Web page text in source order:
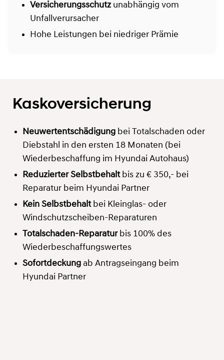
Versicherungsschutz unabhängig vom
Unfallverursacher
Hohe Leistungen bei niedriger Prämie
Kaskoversicherung
Neuwertentschädigung bei Totalschaden oder
Diebstahl in den ersten 18 Monaten (bei
Wiederbeschaffung im Hyundai Autohaus)
Reduzierter Selbstbehalt bis zu € 350,- bei
Reparatur beim Hyundai Partner
Kein Selbstbehaltbei Kleinglas- oder
Windschutzscheiben-Reparaturen
Totalschaden-Reparaturbis 100% des
Wiederbeschaffungswertes
Sofortdeckung ab Antragseingang beim
Hyundai Partner